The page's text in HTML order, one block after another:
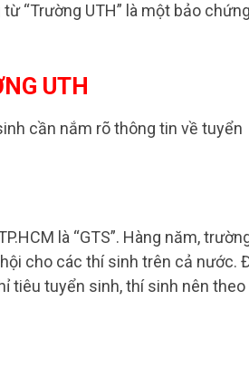
“Trường UTH” là một bảo chứng
UTH
cần nắm rõ thông tin về tuyển
là “GTS”. Hàng năm,
cho các thí sinh trên cả nước.
tiêu tuyển sinh, thí sinh nên theo